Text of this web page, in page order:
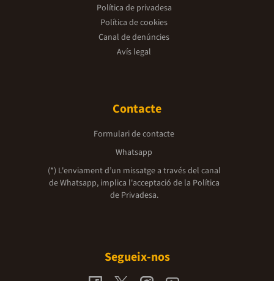
Política de privadesa
Política de cookies
Canal de denúncies
Avís legal
Contacte
Formulari de contacte
Whatsapp
(*) L'enviament d’un missatge a través del canal
de Whatsapp, implica l'acceptació de la Política
de Privadesa.
Segueix-nos